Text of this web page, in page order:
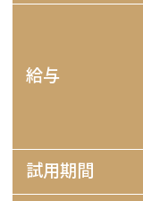
給与
試用期間